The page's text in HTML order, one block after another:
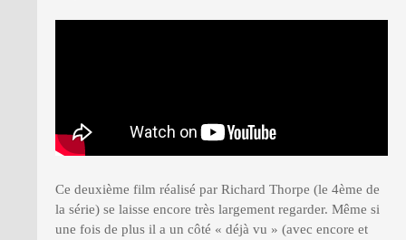
Ce deuxième film réalisé par Richard Thorpe (le 4ème de
la série) se laisse encore très largement regarder. Même si
une fois de plus il a un côté « déjà vu » (avec encore et